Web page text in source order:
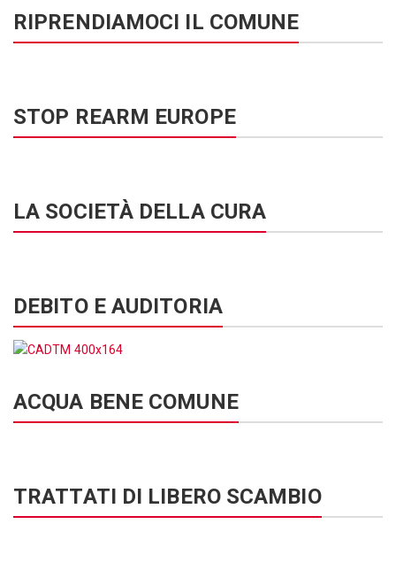
RIPRENDIAMOCI IL COMUNE
STOP REARM EUROPE
LA SOCIETÀ DELLA CURA
DEBITO E AUDITORIA
ACQUA BENE COMUNE
TRATTATI DI LIBERO SCAMBIO